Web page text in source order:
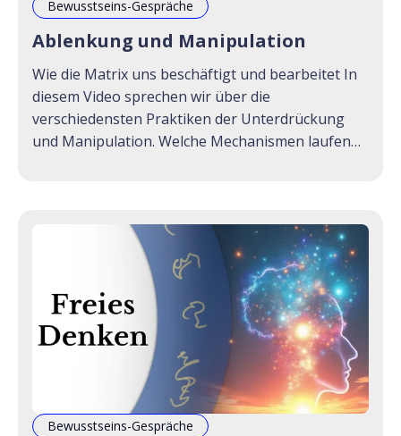
Bewusstseins-Gespräche
Ablenkung und Manipulation
Wie die Matrix uns beschäftigt und bearbeitet In
diesem Video sprechen wir über die
verschiedensten Praktiken der Unterdrückung
und Manipulation. Welche Mechanismen laufen
sein, dass immer dann, wenn der Mensch sich
Bewusstseins-Gespräche